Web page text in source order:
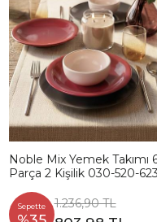
Noble Mix Yemek Takımı
Parça 2 Kişilik 030-520-623
Sepette 1.236,90 TL